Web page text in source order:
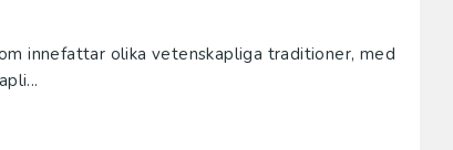
innefattar olika vetenskapliga traditioner, med